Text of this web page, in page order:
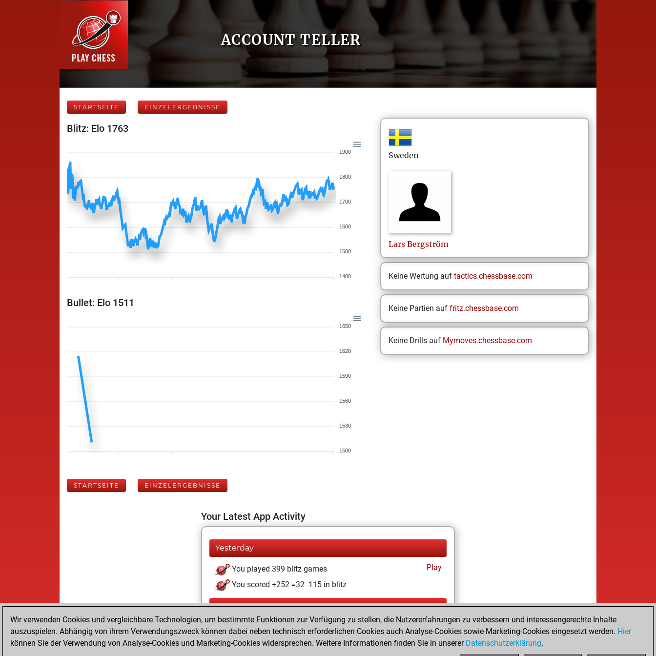
ACCOUNT TELLER
STARTSEITE EINZELERGEBNISSE
Blitz: Elo 1763
1900
1800
1700
1600
1500
1400
Bullet: Elo 1511
1650
1620
1590
1560
1530
1500
Sweden
Lars Bergström
Keine Wertung auf tactics.chessbase.com
Keine Partien auf fritz.chessbase.com
Keine Drills auf Mymoves.chessbase.com
STARTSEITE EINZELERGEBNISSE
Your Latest App Activity
Yesterday
You played 399 blitz games
Play
You scored +252 =32 -115 in blitz
Samstag, April 26, 2025
You played 1 bullet games
Play
You scored +0 =0 -1 in bullet
Wir verwenden Cookies und vergleichbare Technologien, um bestimmte Funktionen zur Verfügung zu stellen, die Nutzererfahrungen zu verbessern und interessengerechte Inhalte
auszuspielen. Abhängig von ihrem Verwendungszweck können dabei neben technisch erforderlichen Cookies auch Analyse-Cookies sowie Marketing-Cookies eingesetzt werden. Hier
können Sie der Verwendung von Analyse-Cookies und Marketing-Cookies widersprechen. Weitere Informationen finden Sie in unserer Datenschutzerklärung.